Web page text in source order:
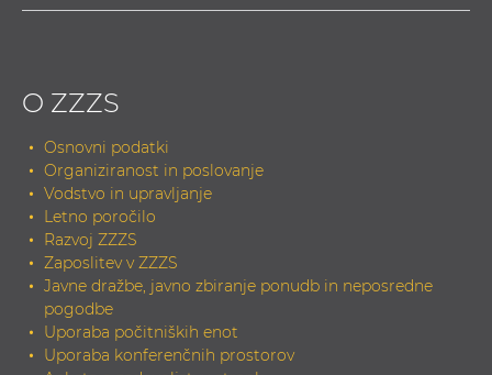
O ZZZS
Osnovni podatki
Organiziranost in poslovanje
Vodstvo in upravljanje
Letno poročilo
Razvoj ZZZS
Zaposlitev v ZZZS
Javne dražbe, javno zbiranje ponudb in neposredne
pogodbe
Uporaba počitniških enot
Uporaba konferenčnih prostorov